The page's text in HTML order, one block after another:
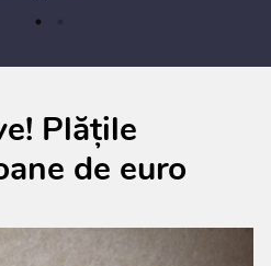
Plățile
de euro